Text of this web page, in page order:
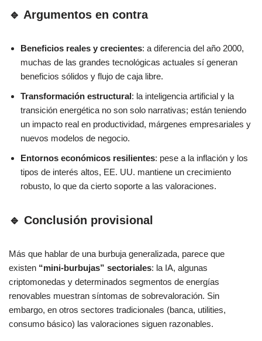
🔹 Argumentos en contra
Beneficios reales y crecientes: a diferencia del año 2000,
muchas de las grandes tecnológicas actuales sí generan
beneficios sólidos y flujo de caja libre.
Transformación estructural: la inteligencia artificial y la
transición energética no son solo narrativas; están teniendo
un impacto real en productividad, márgenes empresariales y
nuevos modelos de negocio.
Entornos económicos resilientes: pese a la inflación y los
tipos de interés altos, EE. UU. mantiene un crecimiento
robusto, lo que da cierto soporte a las valoraciones.
🔹 Conclusión provisional
Más que hablar de una burbuja generalizada, parece que
existen “mini-burbujas” sectoriales: la IA, algunas
criptomonedas y determinados segmentos de energías
renovables muestran síntomas de sobrevaloración. Sin
embargo, en otros sectores tradicionales (banca, utilities,
consumo básico) las valoraciones siguen razonables.